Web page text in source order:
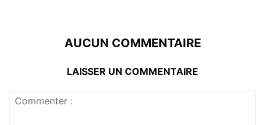
AUCUN COMMENTAIRE
LAISSER UN COMMENTAIRE